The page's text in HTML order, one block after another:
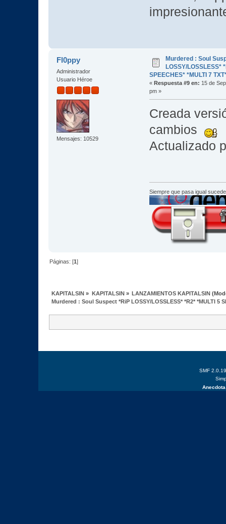
Fl0ppy
Administrador
Usuario Héroe
Mensajes: 10529
Murdered : Soul
LOSSY/LOSSLESS*
SPEECHES* *MULTI 7
« Respuesta #9 en: 15 de
pm »
Creada
cambios
Actualizado
Siempre que pasa igual
Páginas: [1]
KAPITALSIN » KAPITALSIN» LANZAMIENTOS KAPITALSIN
Murdered : Soul Suspect *RiP LOSSY/LOSSLESS* *R2* *MULTI 5
SMF 2.0.19
Anecdota